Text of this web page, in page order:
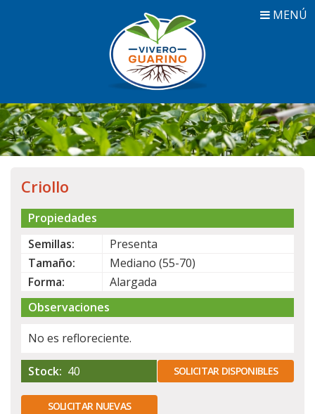
MENÚ
Criollo
Propiedades
Semillas:
Presenta
Tamaño:
Mediano (55-70)
Forma:
Alargada
Observaciones
No es refloreciente.
Stock: 40 SOLICITAR DISPONIBLES
SOLICITAR NUEVAS